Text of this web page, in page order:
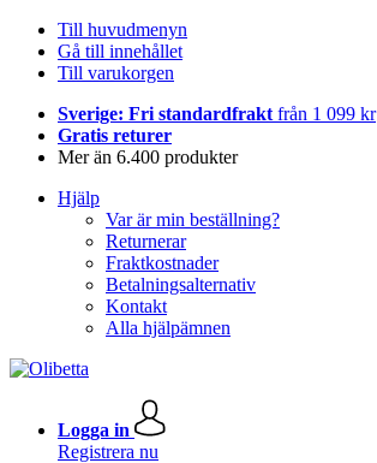
Till huvudmenyn
Gå till innehållet
Till varukorgen
Sverige: Fri standardfrakt från 1 099 kr
Gratis returer
Mer än 6.400 produkter
Hjälp
Var är min beställning?
Returnerar
Fraktkostnader
Betalningsalternativ
Kontakt
Alla hjälpämnen
Logga in
Registrera nu